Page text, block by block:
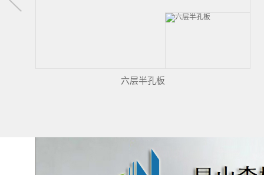
软性线路板